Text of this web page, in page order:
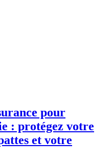
pour
: protégez votre
et votre